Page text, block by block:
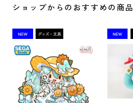
ショップからのおすすめの商品